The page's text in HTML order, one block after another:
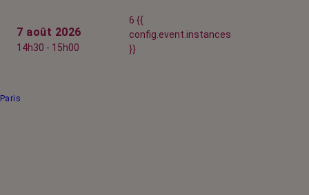
7 août 2026
14h30 - 15h00
6 {{
config.event.instances
}}
Paris